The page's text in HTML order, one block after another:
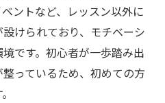
ントなど、レッスン以外に
けられており、モチベーシ
です。初心者が一歩踏み出
っているため、初めての方